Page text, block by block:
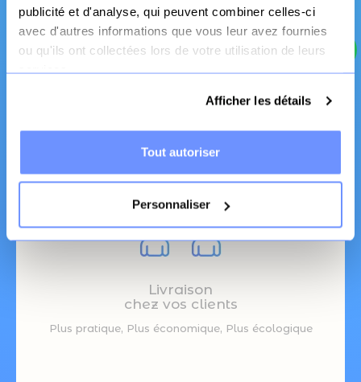
publicité et d'analyse, qui peuvent combiner celles-ci
avec d'autres informations que vous leur avez fournies
ou qu'ils ont collectées lors de votre utilisation de leurs
services.
Afficher les détails
Tout autoriser
Personnaliser
Fabrication Française
Canapé et literie
Livraison
chez vos clients
Plus pratique, Plus économique, Plus écologique